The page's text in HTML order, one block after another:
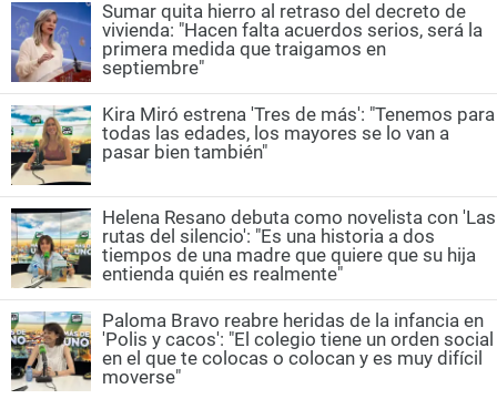
Sumar quita hierro al retraso del decreto de
vivienda: "Hacen falta acuerdos serios, será la
primera medida que traigamos en
septiembre"
Kira Miró estrena 'Tres de más': "Tenemos para
todas las edades, los mayores se lo van a
pasar bien también"
Helena Resano debuta como novelista con 'Las
rutas del silencio': "Es una historia a dos
tiempos de una madre que quiere que su hija
entienda quién es realmente"
Paloma Bravo reabre heridas de la infancia en
'Polis y cacos': "El colegio tiene un orden social
en el que te colocas o colocan y es muy difícil
moverse"